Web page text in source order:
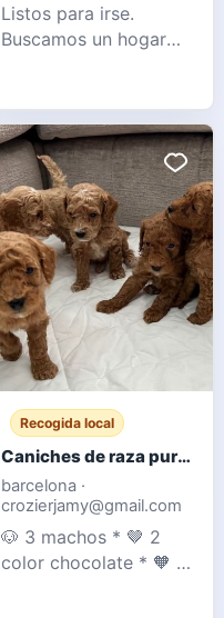
Listos para irse.
Buscamos un hogar
Cockapoo. Se crían
con niños y otros
animales (gatos).
Ambos padres son
nuestras mascotas y
se pueden ver con
ellos. Su madre es una
Cockapoo F1 y su
padre un Caniche Mi
Recogida local
Caniches de raza pura color chocolate y albaricoque - Registrados en el Club de Caniches
barcelona ·
crozierjamy@gmail.com
🐶 3 machos * 🤎 2
color chocolate * 🧡 1